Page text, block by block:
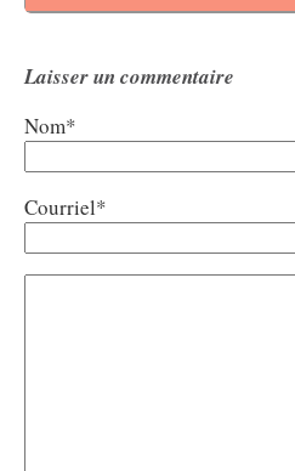
Laisser un commentaire
Nom*
Courriel*